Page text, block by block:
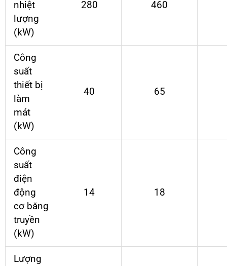
nhiệt
lượng
(kW)
280 460
Công
suất
thiết bị
làm
mát
(kW)
40 65
Công
suất
điện
động
cơ băng
truyền
(kW)
14 18
Lượng